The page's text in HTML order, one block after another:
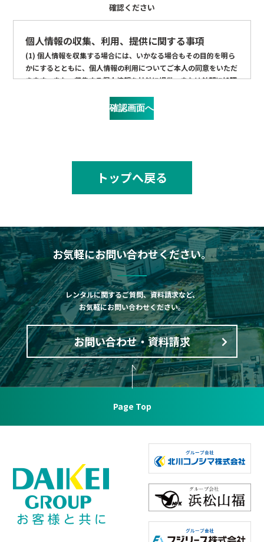
確認ください
個人情報の収集、利用、提供に関する事項
(1) 個人情報を収集する場合には、いかなる場合もその目的を明ら
かにするとともに、個人情報の利用についてご本人の同意をいただ
きます。また、収集する個人情報を社外に提供、または外部に処理
ァイルについては、パスワード等により関係者以外がアクセスでき
報の取り扱いに関する事項を定め、安全について万全を期します。
その他の事項
個人情報の保護および取り扱いに関する社内規程を定めるととも
に、必要に応じて継続的に見直し是正いたします。
その他の事項
以上１、２、３、の実践状況について、定期的に監査を実施し、問
題点を是正いたします。
なお、個人情報に関するお問い合わせやご要望は、本ホームページ
に記載の連絡先にご用命下さい。
(1) 応募アイデアは、応募者自身のオリジナルであり、かつ、国内
外において未発表のものに限ります。他のコンペティションへの二
重応募はできません。
(2) 応募にあたり提出いただいた情報、資料等の差替え又は返却は
一切いたしません。
(3) 応募者は、必要に応じ自らの責任で権利保護等の措置を講じて
ください。
(4) 応募に要する一切の費用は応募者にてご負担ください。
トップへ戻る
お気軽にお問い合わせください。
レンタルに関するご質問、資料請求など、
お気軽にお問い合わせください。
お問い合わせ・資料請求
Page Top